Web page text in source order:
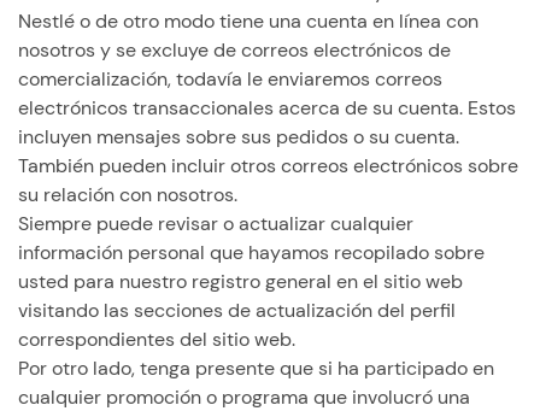
Nestlé o de otro modo tiene una cuenta en línea con
nosotros y se excluye de correos electrónicos de
comercialización, todavía le enviaremos correos
electrónicos transaccionales acerca de su cuenta. Estos
incluyen mensajes sobre sus pedidos o su cuenta.
También pueden incluir otros correos electrónicos sobre
su relación con nosotros.
Siempre puede revisar o actualizar cualquier
información personal que hayamos recopilado sobre
usted para nuestro registro general en el sitio web
visitando las secciones de actualización del perfil
correspondientes del sitio web.
Por otro lado, tenga presente que si ha participado en
cualquier promoción o programa que involucró una